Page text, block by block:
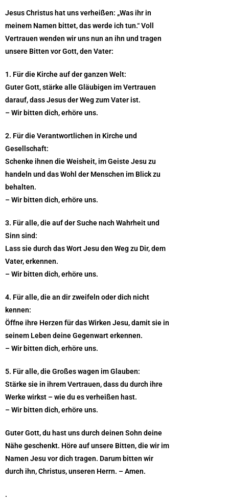
Jesus Christus hat uns verheißen: „Was ihr in
meinem Namen bittet, das werde ich tun.“ Voll
Vertrauen wenden wir uns nun an ihn und tragen
unsere Bitten vor Gott, den Vater:
1. Für die Kirche auf der ganzen Welt:
Guter Gott, stärke alle Gläubigen im Vertrauen
darauf, dass Jesus der Weg zum Vater ist.
– Wir bitten dich, erhöre uns.
2. Für die Verantwortlichen in Kirche und
Gesellschaft:
Schenke ihnen die Weisheit, im Geiste Jesu zu
handeln und das Wohl der Menschen im Blick zu
behalten.
– Wir bitten dich, erhöre uns.
3. Für alle, die auf der Suche nach Wahrheit und
Sinn sind:
Lass sie durch das Wort Jesu den Weg zu Dir, dem
Vater, erkennen.
– Wir bitten dich, erhöre uns.
4. Für alle, die an dir zweifeln oder dich nicht
kennen:
Öffne ihre Herzen für das Wirken Jesu, damit sie in
seinem Leben deine Gegenwart erkennen.
– Wir bitten dich, erhöre uns.
5. Für alle, die Großes wagen im Glauben:
Stärke sie in ihrem Vertrauen, dass du durch ihre
Werke wirkst – wie du es verheißen hast.
– Wir bitten dich, erhöre uns.
Guter Gott, du hast uns durch deinen Sohn deine
Nähe geschenkt. Höre auf unsere Bitten, die wir im
Namen Jesu vor dich tragen. Darum bitten wir
durch ihn, Christus, unseren Herrn. – Amen.
.